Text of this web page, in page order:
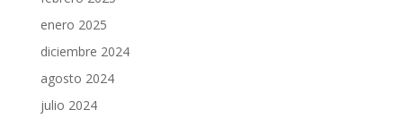
enero 2025
diciembre 2024
agosto 2024
julio 2024